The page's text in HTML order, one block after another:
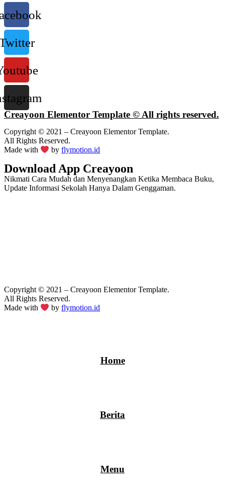
Creayoon Elementor Template © All rights reserved.
Copyright © 2021 – Creayoon Elementor Template.
All Rights Reserved.
Made with
byflymotion.id
Download App Creayoon
Nikmati Cara Mudah dan Menyenangkan Ketika Membaca Buku,
Update Informasi Sekolah Hanya Dalam Genggaman.
Copyright © 2021 – Creayoon Elementor Template.
All Rights Reserved.
Made with
byflymotion.id
Home
Berita
Menu